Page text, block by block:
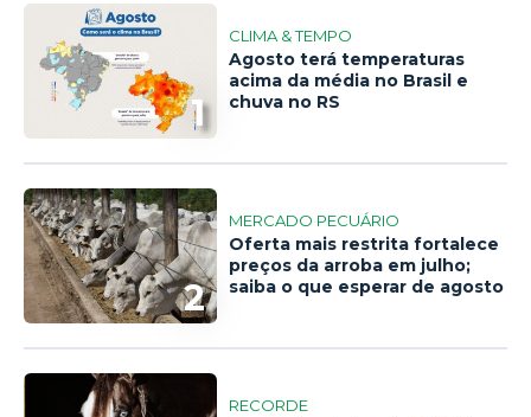
1
CLIMA & TEMPO
Agosto terá temperaturas
acima da média no Brasil e
chuva no RS
2
MERCADO PECUÁRIO
Oferta mais restrita fortalece
preços da arroba em julho;
saiba o que esperar de agosto
RECORDE